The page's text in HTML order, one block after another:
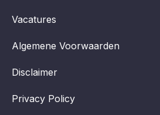
Vacatures
Algemene Voorwaarden
Disclaimer
Privacy Policy